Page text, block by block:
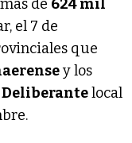
de 624 mil
el 7 de
que
y los
Deliberantelocal